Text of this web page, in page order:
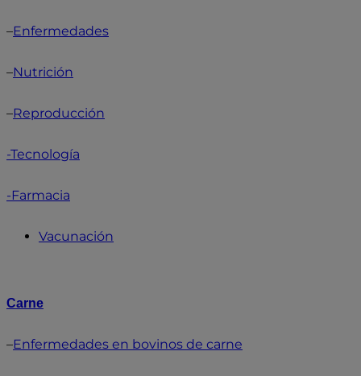
–Enfermedades
–Nutrición
–Reproducción
-Tecnología
-Farmacia
Vacunación
Carne
–Enfermedades en bovinos de carne